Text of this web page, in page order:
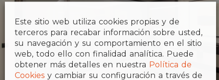
Este sitio web utiliza cookies propias y de
terceros para recabar información sobre usted,
su navegación y su comportamiento en el sitio
web, todo ello con finalidad analítica. Puede
obtener más detalles en nuestra Política de
Cookies y cambiar su configuración a través de